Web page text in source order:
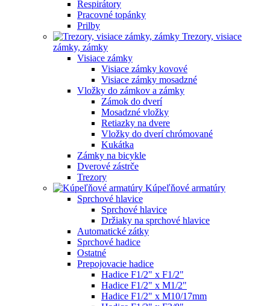
Respirátory
Pracovné topánky
Prilby
Trezory, visiace
zámky, zámky
Visiace zámky
Visiace zámky kovové
Visiace zámky mosadzné
Vložky do zámkov a zámky
Zámok do dverí
Mosadzné vložky
Retiazky na dvere
Vložky do dverí chrómované
Kukátka
Zámky na bicykle
Dverové zástrče
Trezory
Kúpeľňové armatúry
Sprchové hlavice
Sprchové hlavice
Držiaky na sprchové hlavice
Automatické zátky
Sprchové hadice
Ostatné
Prepojovacie hadice
Hadice F1/2" x F1/2"
Hadice F1/2" x M1/2"
Hadice F1/2" x M10/17mm